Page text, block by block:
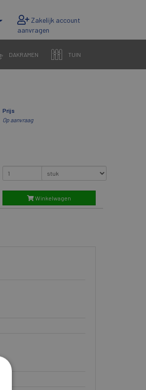
DAKRAMEN TUIN
Prijs
Op aanvraag
Winkelwagen